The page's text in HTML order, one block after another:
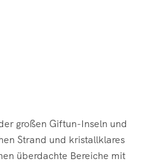
großen Giftun-Inseln und
Strand und kristallklares
überdachte Bereiche mit